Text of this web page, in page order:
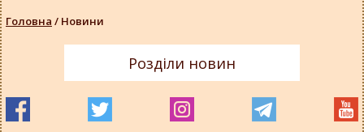
Головна / Новини
Розділи новин